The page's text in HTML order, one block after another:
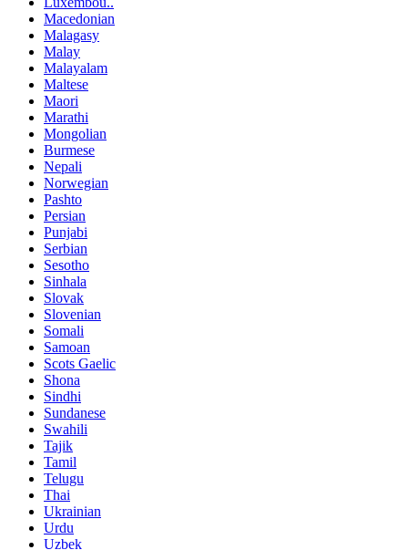
Macedonian
Malagasy
Malay
Malayalam
Maltese
Maori
Marathi
Mongolian
Burmese
Nepali
Norwegian
Pashto
Persian
Punjabi
Serbian
Sesotho
Sinhala
Slovak
Slovenian
Somali
Samoan
Scots Gaelic
Shona
Sindhi
Sundanese
Swahili
Tajik
Tamil
Telugu
Thai
Ukrainian
Urdu
Uzbek